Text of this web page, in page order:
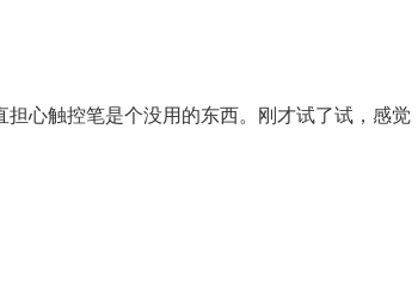
担心触控笔是个没用的东西。刚才试了试，感觉